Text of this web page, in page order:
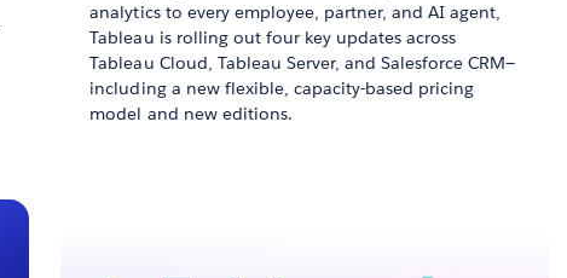
analytics to every employee, partner, and AI agent,
Tableau is rolling out four key updates across
Tableau Cloud, Tableau Server, and Salesforce CRM—
including a new flexible, capacity-based pricing
model and new editions.